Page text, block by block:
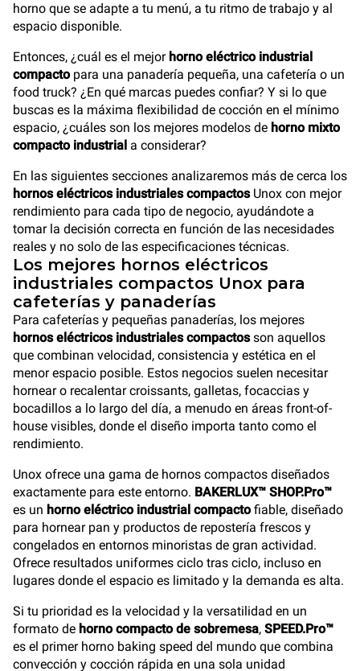
horno que se adapte a tu menú, a tu ritmo de trabajo y al
espacio disponible.
Entonces, ¿cuál es el mejor horno eléctrico industrial
compactopara una panadería pequeña, una cafetería o un
food truck? ¿En qué marcas puedes confiar? Y si lo que
buscas es la máxima flexibilidad de cocción en el mínimo
espacio, ¿cuáles son los mejores modelos de horno mixto
compacto industrial a considerar?
En las siguientes secciones analizaremos más de cerca los
hornos eléctricos industriales compactosUnox con mejor
rendimiento para cada tipo de negocio, ayudándote a
tomar la decisión correcta en función de las necesidades
reales y no solo de las especificaciones técnicas.
Los mejores hornos eléctricos
industriales compactos Unox para
cafeterías y panaderías
Para cafeterías y pequeñas panaderías, los mejores
hornos eléctricos industriales compactosson aquellos
que combinan velocidad, consistencia y estética en el
menor espacio posible. Estos negocios suelen necesitar
hornear o recalentar croissants, galletas, focaccias y
bocadillos a lo largo del día, a menudo en áreas front-of-
house visibles, donde el diseño importa tanto como el
rendimiento.
Unox ofrece una gama de hornos compactos diseñados
exactamente para este entorno. BAKERLUX™ SHOP.Pro™
es un horno eléctrico industrial compactofiable, diseñado
para hornear pan y productos de repostería frescos y
congelados en entornos minoristas de gran actividad.
Ofrece resultados uniformes ciclo tras ciclo, incluso en
lugares donde el espacio es limitado y la demanda es alta.
Si tu prioridad es la velocidad y la versatilidad en un
formato de horno compacto de sobremesa, SPEED.Pro™
es el primer horno baking speed del mundo que combina
convección y cocción rápida en una sola unidad